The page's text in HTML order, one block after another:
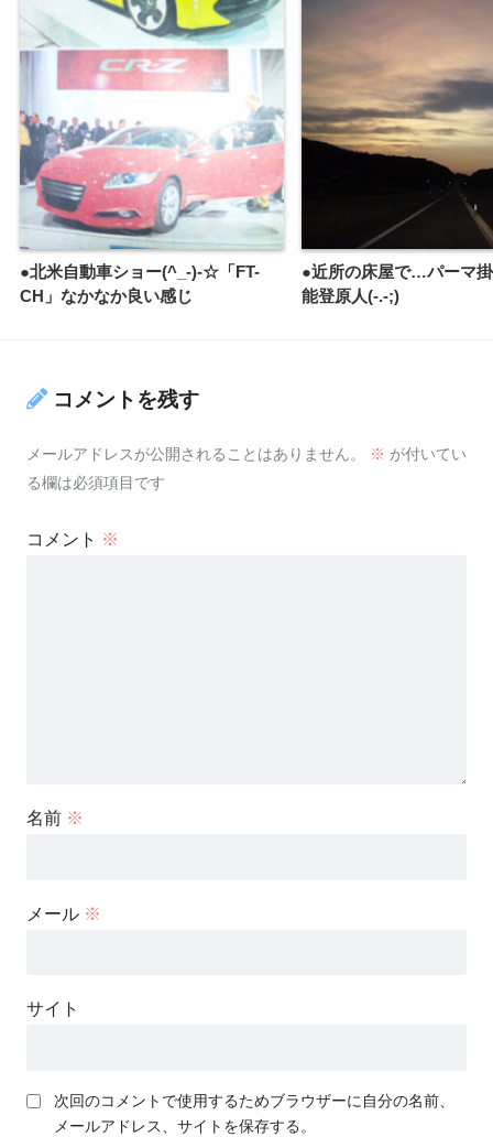
●北米自動車ショー(^_-)-☆「FT-
CH」なかなか良い感じ
●近所の床屋で…パーマ
能登原人(-.-;)
コメントを残す
メールアドレスが公開されることはありません。 ※ が付いてい
る欄は必須項目です
コメント ※
名前 ※
メール ※
サイト
次回のコメントで使用するためブラウザーに自分の名前、
メールアドレス、サイトを保存する。